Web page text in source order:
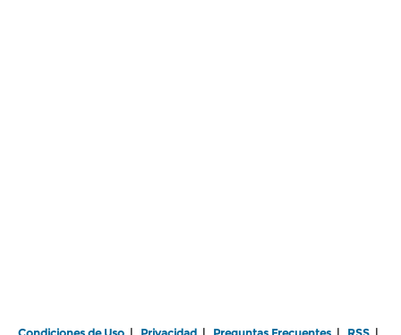
Condiciones de Uso | Privacidad | Preguntas Frecuentes | RSS |